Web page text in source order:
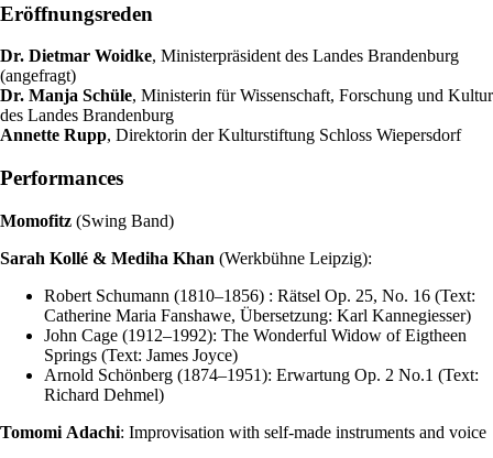
Eröffnungsreden
Dr. Dietmar Woidke, Ministerpräsident des Landes Brandenburg
(angefragt)
Dr. Manja Schüle, Ministerin für Wissenschaft, Forschung und Kultur
des Landes Brandenburg
Annette Rupp, Direktorin der Kulturstiftung Schloss Wiepersdorf
Performances
Momofitz (Swing Band)
Sarah Kollé & Mediha Khan (Werkbühne Leipzig):
Robert Schumann (1810–1856) : Rätsel Op. 25, No. 16 (Text:
Catherine Maria Fanshawe, Übersetzung: Karl Kannegiesser)
John Cage (1912–1992): The Wonderful Widow of Eigtheen
Springs (Text: James Joyce)
Arnold Schönberg (1874–1951): Erwartung Op. 2 No.1 (Text:
Richard Dehmel)
Tomomi Adachi: Improvisation with self-made instruments and voice